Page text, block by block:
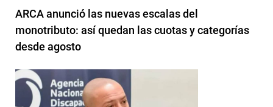
ARCA anunció las nuevas escalas del
monotributo: así quedan las cuotas y categorías
desde agosto